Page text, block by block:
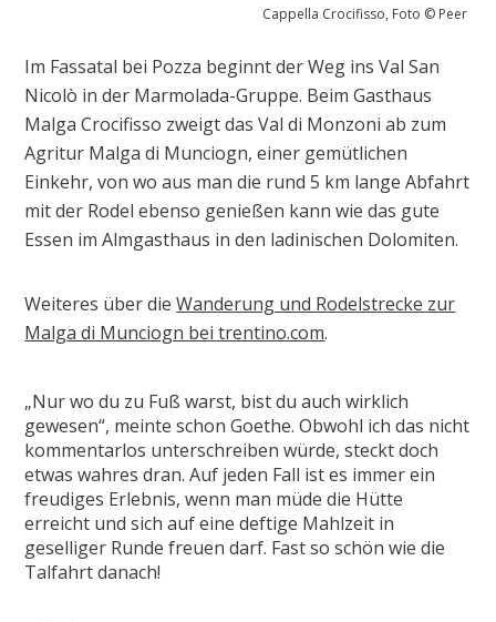
Cappella Crocifisso, Foto © Peer
Im Fassatal bei Pozza beginnt der Weg ins Val San
Nicolò in der Marmolada-Gruppe. Beim Gasthaus
Malga Crocifisso zweigt das Val di Monzoni ab zum
Agritur Malga di Munciogn, einer gemütlichen
Einkehr, von wo aus man die rund 5 km lange Abfahrt
mit der Rodel ebenso genießen kann wie das gute
Essen im Almgasthaus in den ladinischen Dolomiten.
Weiteres über dieWanderung und Rodelstrecke zur
Malga di Munciogn bei trentino.com.
„Nur wo du zu Fuß warst, bist du auch wirklich
gewesen“, meinte schon Goethe. Obwohl ich das nicht
kommentarlos unterschreiben würde, steckt doch
etwas wahres dran. Auf jeden Fall ist es immer ein
freudiges Erlebnis, wenn man müde die Hütte
erreicht und sich auf eine deftige Mahlzeit in
geselliger Runde freuen darf. Fast so schön wie die
Talfahrt danach!